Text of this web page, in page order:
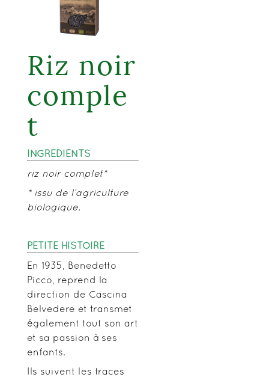
Riz noir
comple
t
INGRÉDIENTS
riz noir complet*
* issu de l’agriculture
biologique.
PETITE HISTOIRE
En 1935, Benedetto
Picco, reprend la
direction de Cascina
Belvedere et transmet
également tout son art
et sa passion à ses
enfants.
Ils suivent les traces